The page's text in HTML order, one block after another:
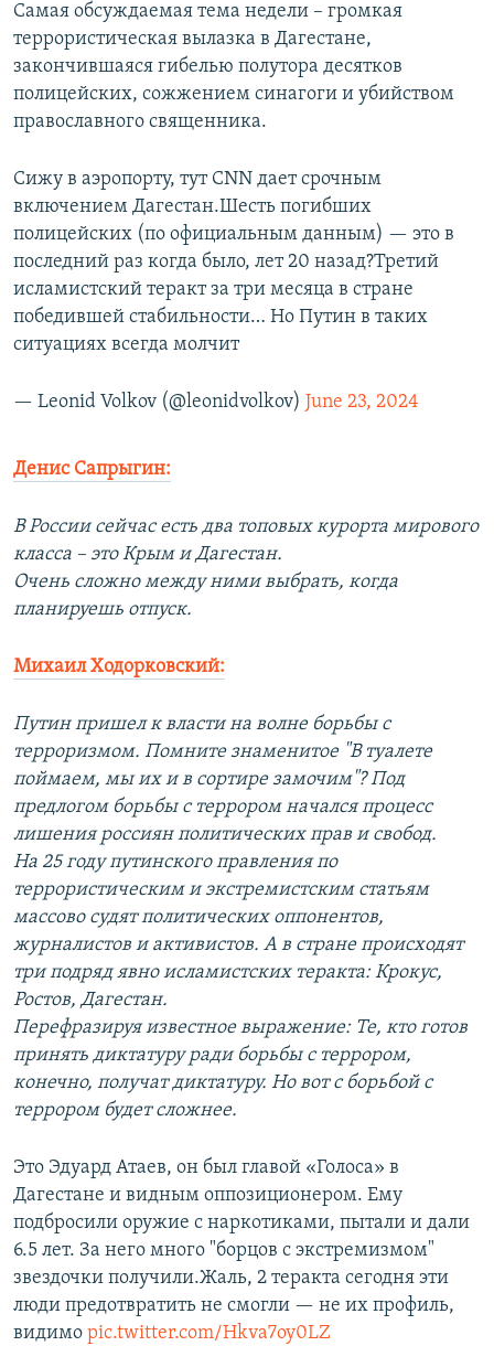
Самая обсуждаемая тема недели – громкая
террористическая вылазка в Дагестане,
закончившаяся гибелью полутора десятков
полицейских, сожжением синагоги и убийством
православного священника.
Сижу в аэропорту, тут CNN дает срочным
включением Дагестан.Шесть погибших
полицейских (по официальным данным) — это в
последний раз когда было, лет 20 назад?Третий
исламистский теракт за три месяца в стране
победившей стабильности… Но Путин в таких
ситуациях всегда молчит
— Leonid Volkov (@leonidvolkov) June 23, 2024
Денис Сапрыгин:
В России сейчас есть два топовых курорта мирового
класса – это Крым и Дагестан.
Очень сложно между ними выбрать, когда
планируешь отпуск.
Михаил Ходорковский:
Путин пришел к власти на волне борьбы с
терроризмом. Помните знаменитое "В туалете
поймаем, мы их и в сортире замочим"? Под
предлогом борьбы с террором начался процесс
лишения россиян политических прав и свобод.
На 25 году путинского правления по
террористическим и экстремистским статьям
массово судят политических оппонентов,
журналистов и активистов. А в стране происходят
три подряд явно исламистских теракта: Крокус,
Ростов, Дагестан.
Перефразируя известное выражение: Те, кто готов
принять диктатуру ради борьбы с террором,
конечно, получат диктатуру. Но вот с борьбой с
террором будет сложнее.
Это Эдуард Атаев, он был главой «Голоса» в
Дагестане и видным оппозиционером. Ему
подбросили оружие с наркотиками, пытали и дали
6.5 лет. За него много "борцов с экстремизмом"
звездочки получили.Жаль, 2 теракта сегодня эти
люди предотвратить не смогли — не их профиль,
видимо pic.twitter.com/Hkva7oy0LZ